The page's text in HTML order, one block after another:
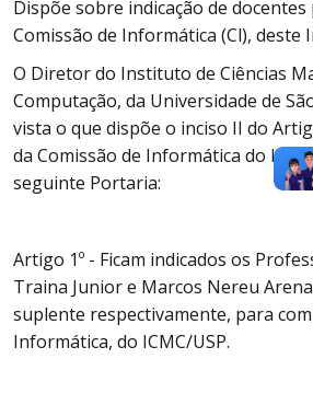
Dispõe sobre indicação de
Comissão de Informática (Cl), deste
O Diretor do Instituto de Ciências
Computação, da Universidade de
vista o que dispõe o inciso II do
da Comissão de Informática do
seguinte Portaria:
Artigo 1º - Ficam indicados os
Traina Junior e Marcos Nereu
suplente respectivamente, para
Informática, do ICMC/USP.